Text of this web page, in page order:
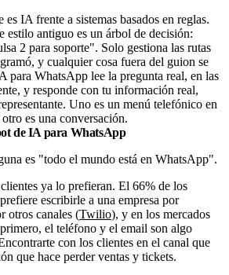
IA frente a sistemas basados en reglas.
estilo antiguo es un árbol de decisión:
2 para soporte". Solo gestiona las rutas
y cualquier cosa fuera del guion se
para WhatsApp lee la pregunta real, en las
y responde con tu información real,
Uno es un menú telefónico en
es una conversación.
de IA para WhatsApp
es "todo el mundo está en WhatsApp".
ya lo prefieran. El 66% de los
escribirle a una empresa por
otros canales (Twilio), y en los mercados
el teléfono y el email son algo
con los clientes en el canal que
que hace perder ventas y tickets.